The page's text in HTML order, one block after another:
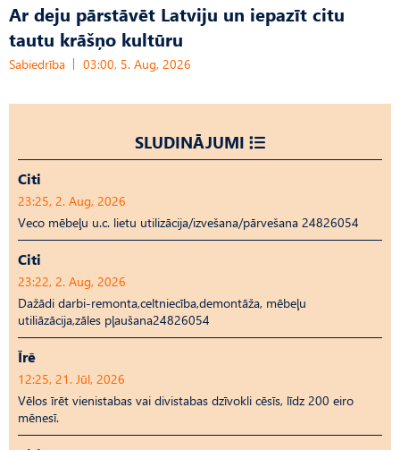
Ar deju pārstāvēt Latviju un iepazīt citu
tautu krāšņo kultūru
Sabiedrība 03:00, 5. Aug, 2026
SLUDINĀJUMI
Citi
23:25, 2. Aug, 2026
Veco mēbeļu u.c. lietu utilizācija/izvešana/pārvešana 24826054
Citi
23:22, 2. Aug, 2026
Dažādi darbi-remonta,celtniecība,demontāža, mēbeļu
utiliāzācija,zāles pļaušana24826054
Īrē
12:25, 21. Jūl, 2026
Vēlos īrēt vienistabas vai divistabas dzīvokli cēsīs, līdz 200 eiro
mēnesī.